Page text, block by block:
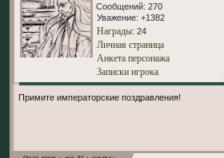
Сообщений: 270
Уважение: +1382
Награды: 24
Личная страница
Анкета персонажа
Записки игрока
Примите императорские поздравления!